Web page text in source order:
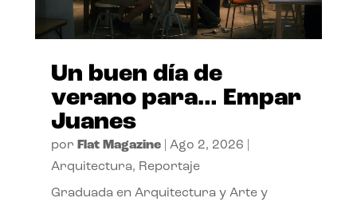
Un buen día de
verano para… Empar
Juanes
por Flat Magazine| Ago 2, 2026
Arquitectura, Reportaje
Graduada en Arquitectura y Arte y